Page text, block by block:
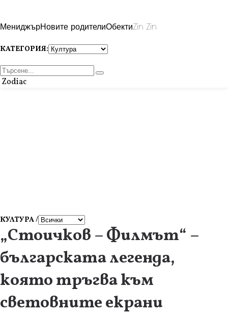
МениджърНовите родителиОбектиZin Zin
КАТЕГОРИЯ:
Zodiac
КУЛТУРА /
„Стоичков – Филмът“ –
българската легенда,
която тръгва към
световните екрани